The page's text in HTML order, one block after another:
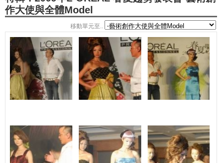
作大使與全體Model
移動單元至..